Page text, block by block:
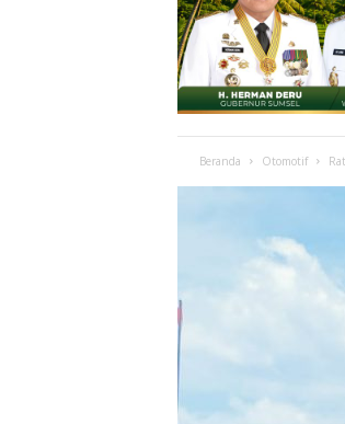
Beranda Otomotif